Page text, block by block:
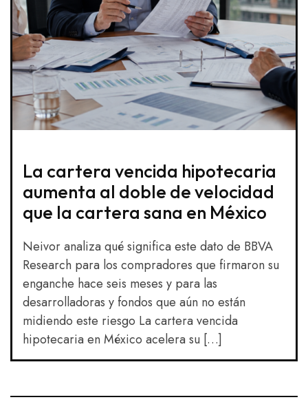
La cartera vencida hipotecaria
aumenta al doble de velocidad
que la cartera sana en México
Neivor analiza qué significa este dato de BBVA
Research para los compradores que firmaron su
enganche hace seis meses y para las
desarrolladoras y fondos que aún no están
midiendo este riesgo La cartera vencida
hipotecaria en México acelera su […]